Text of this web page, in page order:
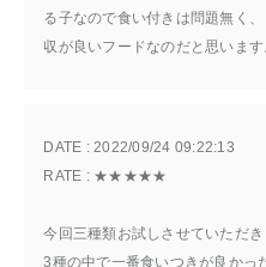
る子なので食い付きは問題無く
収が良いフードなのだと思います
DATE : 2022/09/24 09:22:13
RATE : ★★★★★
今回三種類お試しさせていただき
3種の中で一番食いつきが良かっ